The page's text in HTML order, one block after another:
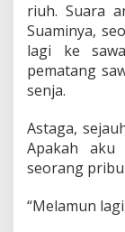
riuh. Suara
Suaminya,
lagi ke
pematang
senja.
Astaga,
Apakah
seorang
“Melamun